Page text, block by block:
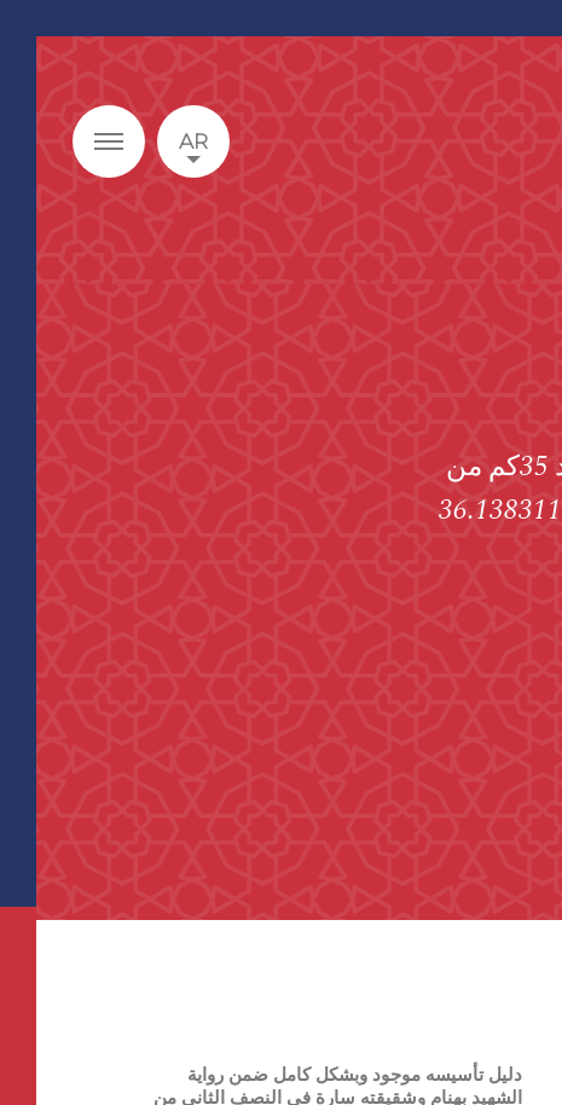
AR
يقع دير مار بهنام وسارة في منطقة منعزلة نسبياً على بعد 35كم من
جنوب شرق الموصل في قرية الخازر على ارتفاع 232م 36.138311
دليل تأسيسه موجود وبشكل كامل ضمن رواية
الشهيد بهنام وشقيقته سارة في النصف الثاني من